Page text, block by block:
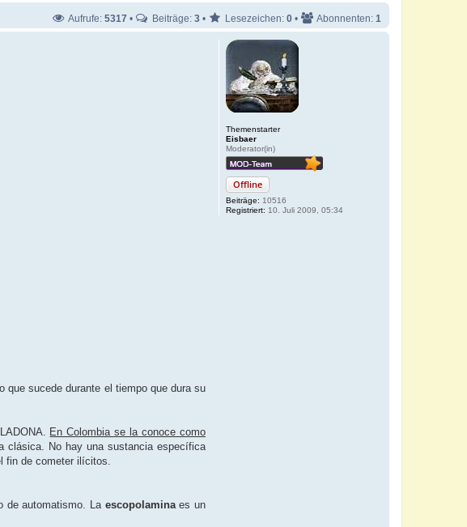
Aufrufe: 5317 • Beiträge: 3 • Lesezeichen: 0 • Abonnenten: 1
Themenstarter
Eisbaer
Moderator(in)
Offline
Beiträge: 10516
Registriert: 10. Juli 2009, 05:34
que sucede durante el tiempo que dura su
En Colombia se la conoce como
clásica. No hay una sustancia específica
fin de cometer ilícitos.
de automatismo. La escopolaminaes un